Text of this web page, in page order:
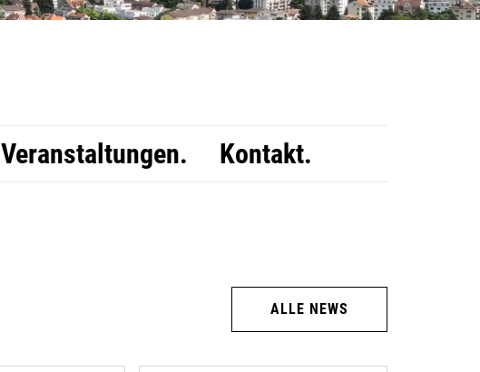
Veranstaltungen. Kontakt.
ALLE NEWS